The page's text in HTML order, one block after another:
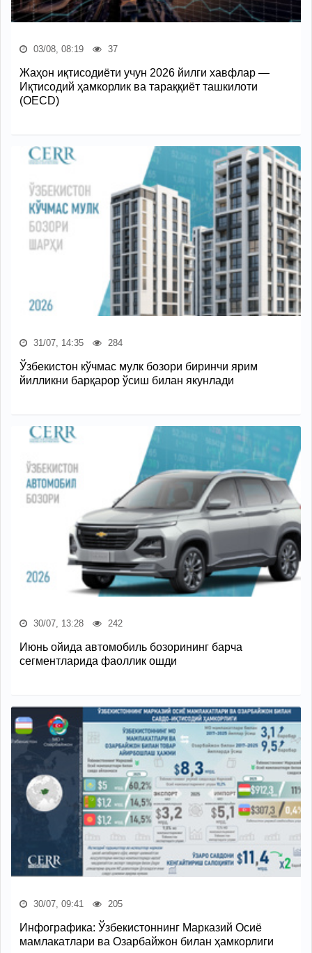
03/08, 08:19 37
Жаҳон иқтисодиёти учун 2026 йилги хавфлар —
Иқтисодий ҳамкорлик ва тараққиёт ташкилоти
(OECD)
31/07, 14:35 284
Ўзбекистон кўчмас мулк бозори биринчи ярим
йилликни барқарор ўсиш билан якунлади
30/07, 13:28 242
Июнь ойида автомобиль бозорининг барча
сегментларида фаоллик ошди
30/07, 09:41 205
Инфографика: Ўзбекистоннинг Марказий Осиё
мамлакатлари ва Озарбайжон билан ҳамкорлиги